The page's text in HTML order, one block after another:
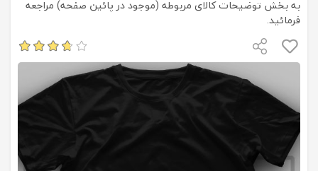
به بخش توضیحات کالای مربوطه (موجود در پائین صفحه) مراجعه
فرمائید.